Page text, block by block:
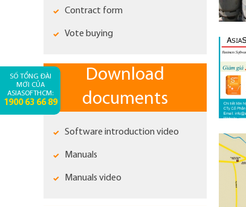
Contract form
Vote buying
Download
documents
Software introduction video
Manuals
Manuals video
SỐ TỔNG ĐÀI
MỚI CỦA
ASIASOFTHCM:
1900 63 66 89